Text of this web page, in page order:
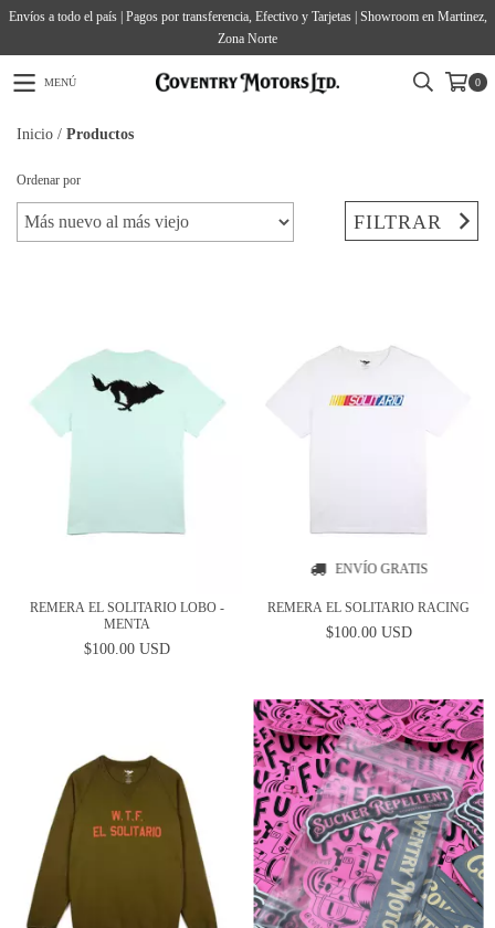
Envíos a todo el país | Pagos por transferencia, Efectivo y Tarjetas | Showroom en Martinez,
Zona Norte
MENÚ 0
Inicio / Productos
Ordenar por
FILTRAR
REMERA EL SOLITARIO LOBO -
MENTA
$100.00 USD
ENVÍO GRATIS
REMERA EL SOLITARIO RACING
$100.00 USD